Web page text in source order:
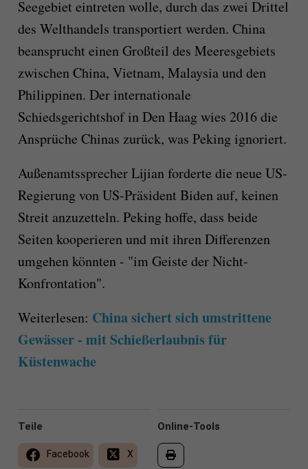
Seegebiet eintreten wolle, durch das zwei Drittel
des Welthandels transportiert werden. China
beansprucht einen Großteil des Meeresgebiets
zwischen China, Vietnam, Malaysia und den
Philippinen. Der internationale
Schiedsgerichtshof in Den Haag wies 2016 die
Ansprüche Chinas zurück, was Peking ignoriert.
Außenamtssprecher Lijian forderte die neue US-
Regierung von US-Präsident Biden auf, keinen
Streit anzuzetteln. Peking hoffe, dass beide
Seiten kooperieren und mit ihren Differenzen
umgehen könnten - "im Geiste der Nicht-
Konfrontation".
Weiterlesen: China sichert sich umstrittene
Gewässer - mit Schießerlaubnis für
Küstenwache
Online-Tools
Teile
Facebook X